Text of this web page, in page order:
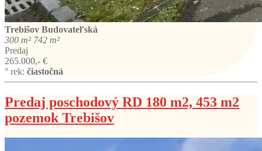
Trebišov Budovateľská
300 m² 742 m²
Predaj
265.000,- €
° rek: čiastočná
Predaj poschodový RD 180 m2, 453 m2
pozemok Trebišov